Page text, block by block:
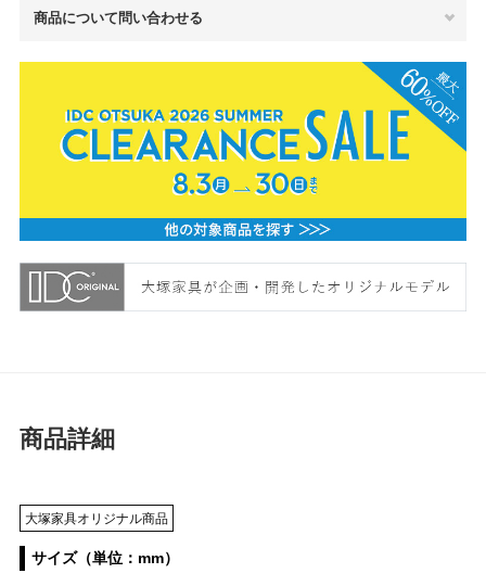
商品について問い合わせる
商品詳細
大塚家具オリジナル商品
サイズ（単位：mm）